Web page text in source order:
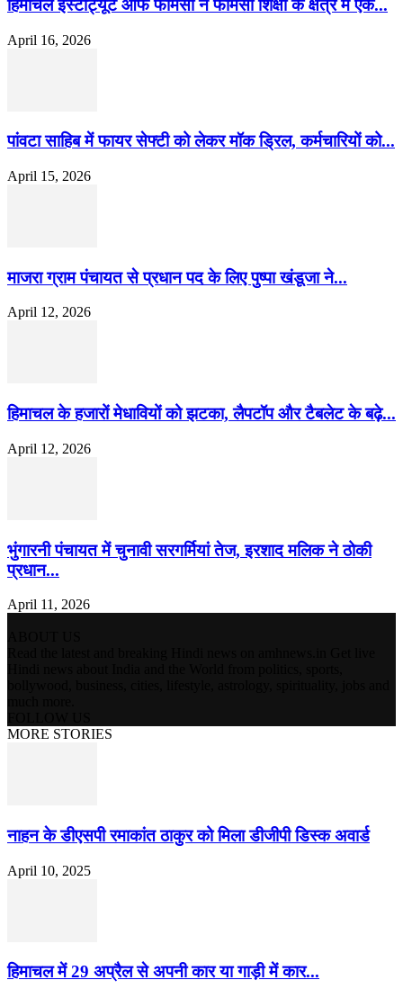
हिमाचल इंस्टीट्यूट ऑफ फार्मेसी ने फार्मेसी शिक्षा के क्षेत्र में एक...
April 16, 2026
पांवटा साहिब में फायर सेफ्टी को लेकर मॉक ड्रिल, कर्मचारियों को...
April 15, 2026
माजरा ग्राम पंचायत से प्रधान पद के लिए पुष्पा खंडूजा ने...
April 12, 2026
हिमाचल के हजारों मेधावियों को झटका, लैपटॉप और टैबलेट के बढ़े...
April 12, 2026
भुंगारनी पंचायत में चुनावी सरगर्मियां तेज, इरशाद मलिक ने ठोकी
प्रधान...
April 11, 2026
MORE STORIES
नाहन के डीएसपी रमाकांत ठाकुर को मिला डीजीपी डिस्क अवार्ड
April 10, 2025
हिमाचल में 29 अप्रैल से अपनी कार या गाड़ी में कार...